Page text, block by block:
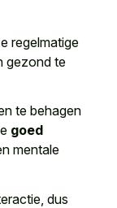
regelmatige
gezond te
te behagen
goed
mentale
dus